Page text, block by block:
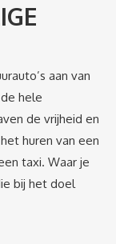
aan van
hele
de vrijheid en
huren van een
taxi. Waar je
bij het doel